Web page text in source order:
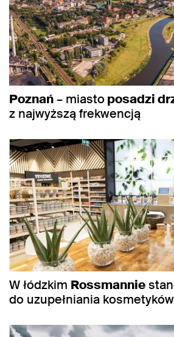
Poznań– miastoposadzi
z najwyższą frekwencją
W łódzkim Rossmannie
do uzupełniania kosmetyków